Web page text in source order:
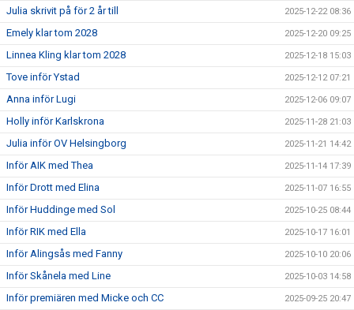
Julia skrivit på för 2 år till 2025-12-22 08:36
Emely klar tom 2028 2025-12-20 09:25
Linnea Kling klar tom 2028 2025-12-18 15:03
Tove inför Ystad 2025-12-12 07:21
Anna inför Lugi 2025-12-06 09:07
Holly inför Karlskrona 2025-11-28 21:03
Julia inför OV Helsingborg 2025-11-21 14:42
Inför AIK med Thea 2025-11-14 17:39
Inför Drott med Elina 2025-11-07 16:55
Inför Huddinge med Sol 2025-10-25 08:44
Inför RIK med Ella 2025-10-17 16:01
Inför Alingsås med Fanny 2025-10-10 20:06
Inför Skånela med Line 2025-10-03 14:58
Inför premiären med Micke och CC 2025-09-25 20:47